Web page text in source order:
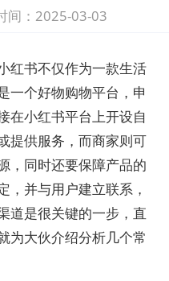
间：2025-03-03
红书不仅作为一款生活
一个好物购物平台，申
在小红书平台上开设自
提供服务，而商家则可
，同时还要保障产品的
，并与用户建立联系，
道是很关键的一步，直
为大伙介绍分析几个常